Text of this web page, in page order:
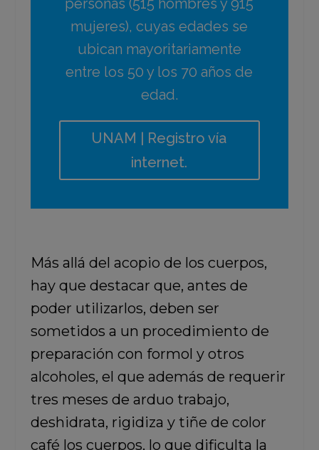
personas (515 hombres y 915
mujeres), cuyas edades se
ubican mayoritariamente
entre los 50 y los 70 años de
edad.
UNAM | Registro vía
internet.
Más allá del acopio de los cuerpos,
hay que destacar que, antes de
poder utilizarlos, deben ser
sometidos a un procedimiento de
preparación con formol y otros
alcoholes, el que además de requerir
tres meses de arduo trabajo,
deshidrata, rigidiza y tiñe de color
café los cuerpos, lo que dificulta la